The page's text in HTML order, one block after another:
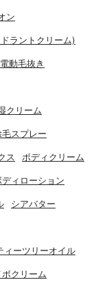
ン
ラントクリーム)
電動毛抜き
クリーム
毛スプレー
ス ボディクリーム
ディローション
シアバター
ィーツリーオイル
ボクリーム